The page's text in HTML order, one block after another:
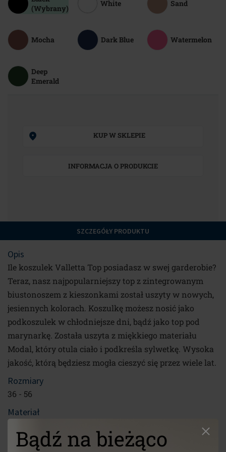
Bądź na bieżąco
(Wybrany)
White Sand
Mocha Dark Blue Watermelon
Deep
Emerald
KUP W SKLEPIE
INFORMACJA O PRODUKCIE
SZCZEGÓŁY PRODUKTU
Opis
Ile koszulek Valletta Top posiadasz w swej garderobie?
Teraz, nasz najpopularniejszy top z zintegrowanym
biustonoszem z kieszonkami został uszyty w nowych,
jesiennych kolorach. Koszulkę możesz nosić jako
podkoszulek w chłodniejsze dni, bądź jako top pod
marynarkę. Została uszyta z miękkiego materiału
Modal, który otula ciało i podkreśla sylwetkę. Wysoka
jakość, którą będziesz mogła cieszyć się przez wiele lat.
Rozmiary
36 - 56
Materiał